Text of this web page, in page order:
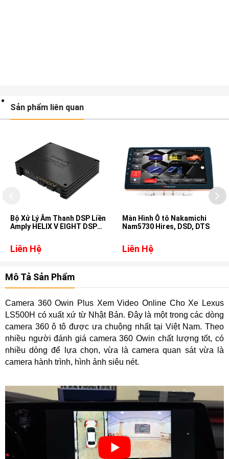
Sản phẩm liên quan
Bộ Xử Lý Âm Thanh DSP Liền
Amply HELIX V EIGHT DSP
Liên Hệ
Màn Hình Ô tô Nakamichi
Nam5730 Hires, DSD, DTS
Liên Hệ
Mô Tả Sản Phẩm
Camera 360 Owin Plus Xem Video Online Cho Xe Lexus
LS500H có xuất xứ từ Nhật Bản. Đây là một trong các dòng
camera 360 ô tô được ưa chuộng nhất tại Việt Nam. Theo
nhiều người đánh giá camera 360 Owin chất lượng tốt, có
nhiều dòng để lựa chọn, vừa là camera quan sát vừa là
camera hành trình, hình ảnh siêu nét.